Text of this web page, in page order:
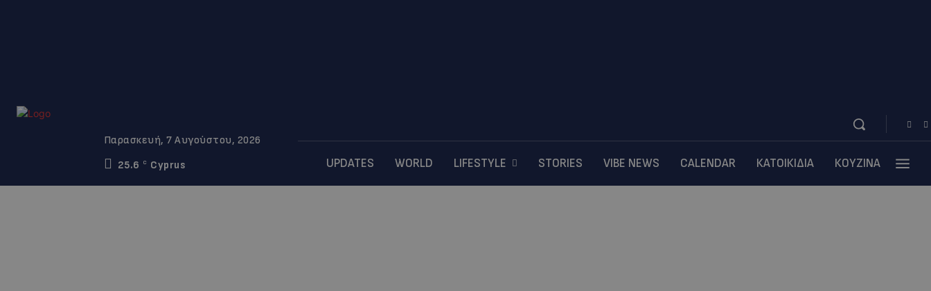
Παρασκευή, 7 Αυγούστου, 2026
25.6
C Cyprus UPDATES WORLD LIFESTYLE STORIES VIBE NEWS CALENDAR ΚΑΤΟΙΚΙΔΙΑ ΚΟΥΖΙΝΑ